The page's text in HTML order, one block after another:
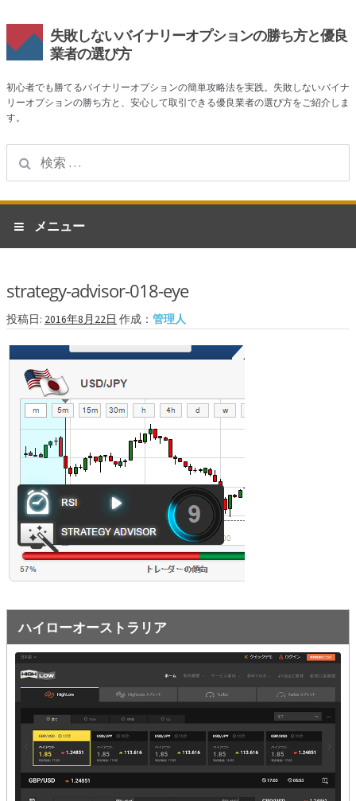
失敗しないバイナリーオプションの勝ち方と優良
業者の選び方
初心者でも勝てるバイナリーオプションの簡単攻略法を実践。失敗しないバイナ
リーオプションの勝ち方と、安心して取引できる優良業者の選び方をご紹介しま
す。
ナ
ビ
ゲ
シ
ン
へ
コ
ン
テ
ツ
ス
キ
メニュー
業者一覧
ハイローオーストラリア
ファイブスターズオプション
初心者講座
基本ルール・取引のしかた
トレンドを見極める
トレンド順張りで勝つ方法
逆張りと相場変動のしくみ
負けそうなときは損切り
攻略法まとめ
ローソク足チャート
移動平均線
トレンド順張り
strategy-advisor-018-eye
投稿日: 2016年8月22日 作成： 管理人
ハイローオーストラリア